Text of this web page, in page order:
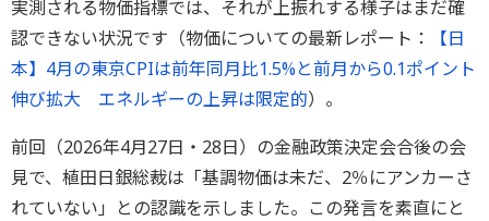
実測される物価指標では、それが上振れする様子はまだ確
認できない状況です（物価についての最新レポート：
【日
本】4月の東京CPIは前年同月比1.5%と前月から0.1ポイント
伸び拡大 エネルギーの上昇は限定的）。
前回（2026年4月27日・28日）の金融政策決定会合後の会
見で、植田日銀総裁は「基調物価は未だ、2％にアンカーさ
れていない」との認識を示しました。この発言を素直にと